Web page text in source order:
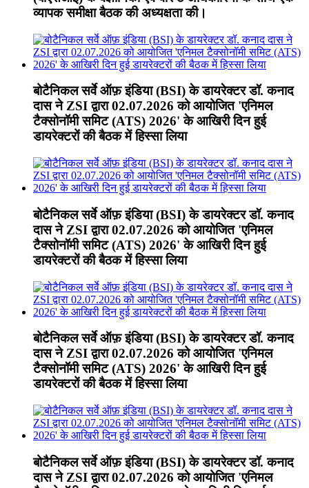
व्यापक समीक्षा बैठक की अध्यक्षता की।
बोटैनिकल सर्वे ऑफ़ इंडिया (BSI) के डायरेक्टर डॉ. कनाद
दास ने ZSI द्वारा 02.07.2026 को आयोजित 'एनिमल
टैक्सोनॉमी समिट (ATS) 2026' के आखिरी दिन हुई
डायरेक्टरों की बैठक में हिस्सा लिया
बोटैनिकल सर्वे ऑफ़ इंडिया (BSI) के डायरेक्टर डॉ. कनाद
दास ने ZSI द्वारा 02.07.2026 को आयोजित 'एनिमल
टैक्सोनॉमी समिट (ATS) 2026' के आखिरी दिन हुई
डायरेक्टरों की बैठक में हिस्सा लिया
बोटैनिकल सर्वे ऑफ़ इंडिया (BSI) के डायरेक्टर डॉ. कनाद
दास ने ZSI द्वारा 02.07.2026 को आयोजित 'एनिमल
टैक्सोनॉमी समिट (ATS) 2026' के आखिरी दिन हुई
डायरेक्टरों की बैठक में हिस्सा लिया
बोटैनिकल सर्वे ऑफ़ इंडिया (BSI) के डायरेक्टर डॉ. कनाद
दास ने ZSI द्वारा 02.07.2026 को आयोजित 'एनिमल